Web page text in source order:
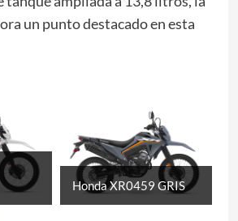
un punto destacado en esta
Honda XR0459 GRIS